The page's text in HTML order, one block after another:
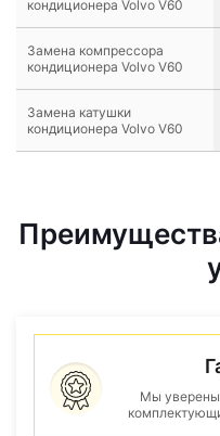
кондиционера Volvo V60
Замена компрессора
кондиционера Volvo V60
Замена катушки
кондиционера Volvo V60
Мы уверены